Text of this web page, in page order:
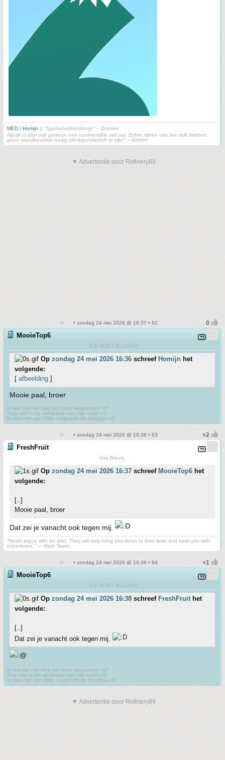
MED / Homijn || "Sjankebekkenkonijn" – Dotteke
Nijntje is dan ook gewoon een commerciële sell out. Echte nijnen van het volk hebben
geen standbeelden nodig om legendarisch te zijn!" – Grrrrrrrr
▼ Advertentie door Refinery89
• zondag 24 mei 2026 @ 16:37 • 62
MooieTop6
JUS MOET BLIJVEN
Op zondag 24 mei 2026 16:36 schreef Homijn het
volgende:
[ afbeelding ]
Mooie paal, broer
Ik laat me niet nog een keer wegpesten ^p^
Trap niet in de verzinsels van mijn hater <3
Ik doe niet aan DMs, ongeacht de fabeltjes <3
• zondag 24 mei 2026 @ 16:38 • 63
FreshFruit
Vita Brevis.
Op zondag 24 mei 2026 16:37 schreef MooieTop6 het
volgende:
[..]
Mooie paal, broer
Dat zei je vanacht ook tegen mij.
“Never argue with an idiot. They will only bring you down to their level and beat you with
experience.” ― Mark Twain.
• zondag 24 mei 2026 @ 16:39 • 64
MooieTop6
JUS MOET BLIJVEN
Op zondag 24 mei 2026 16:38 schreef FreshFruit het
volgende:
[..]
Dat zei je vanacht ook tegen mij.
Ik laat me niet nog een keer wegpesten ^p^
Trap niet in de verzinsels van mijn hater <3
Ik doe niet aan DMs, ongeacht de fabeltjes <3
▼ Advertentie door Refinery89